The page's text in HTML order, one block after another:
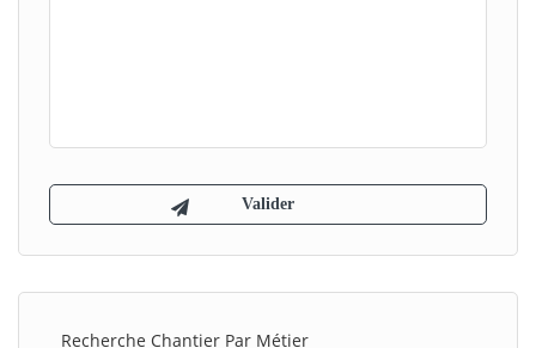
Recherche Chantier Par Métier